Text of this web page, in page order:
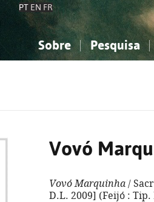
PT EN FR
Sobre Pesquisa
Vovó
Vovó Marquinha /
D.L. 2009] (Feijó : Tip.